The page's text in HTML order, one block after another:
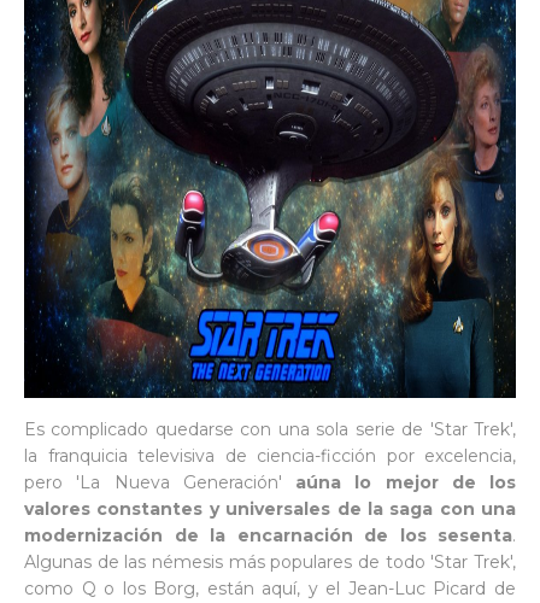
Es complicado quedarse con una sola serie de 'Star Trek',
la franquicia televisiva de ciencia-ficción por excelencia,
pero 'La Nueva Generación' aúna lo mejor de los
valores constantes y universales de la saga con una
modernización de la encarnación de los sesenta.
Algunas de las némesis más populares de todo 'Star Trek',
como Q o los Borg, están aquí, y el Jean-Luc Picard de